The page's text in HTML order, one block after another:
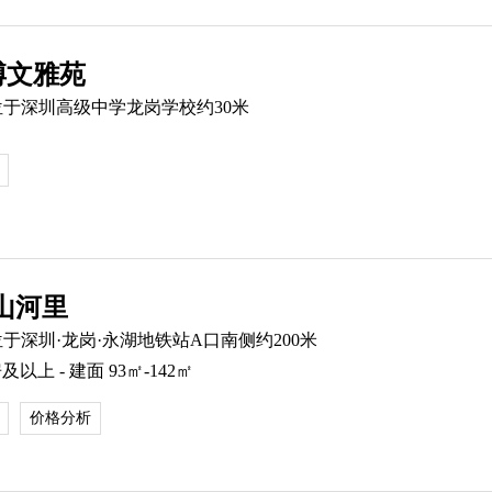
文雅苑
深圳高级中学龙岗学校约30米
河里
深圳·龙岗·永湖地铁站A口南侧约200米
以上 - 建面 93㎡-142㎡
价格分析